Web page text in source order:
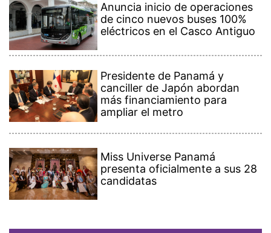
Anuncia inicio de operaciones
de cinco nuevos buses 100%
eléctricos en el Casco Antiguo
Presidente de Panamá y
canciller de Japón abordan
más financiamiento para
ampliar el metro
Miss Universe Panamá
presenta oficialmente a sus 28
candidatas